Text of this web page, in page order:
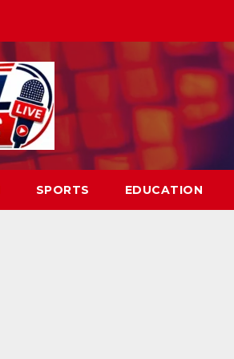
SPORTS EDUCATION